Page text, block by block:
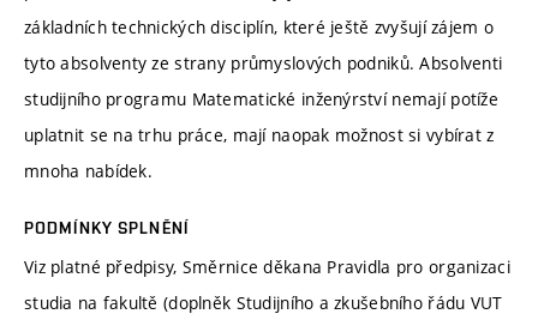
základních technických disciplín, které ještě zvyšují zájem o
tyto absolventy ze strany průmyslových podniků. Absolventi
studijního programu Matematické inženýrství nemají potíže
uplatnit se na trhu práce, mají naopak možnost si vybírat z
mnoha nabídek.
PODMÍNKY SPLNĚNÍ
Viz platné předpisy, Směrnice děkana Pravidla pro organizaci
studia na fakultě (doplněk Studijního a zkušebního řádu VUT